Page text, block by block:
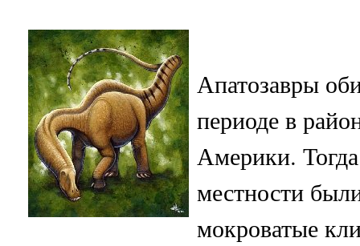
Апатозавры
периоде в
Америки.
местности
мокроватые